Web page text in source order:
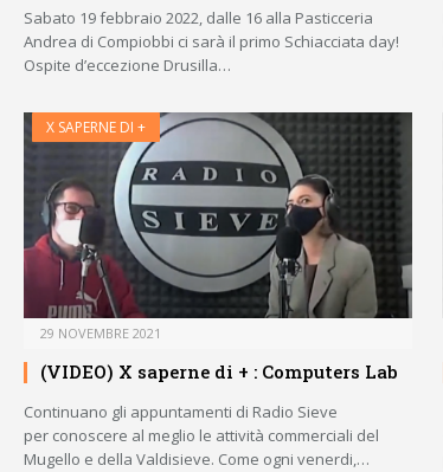
Sabato 19 febbraio 2022, dalle 16 alla Pasticceria
Andrea di Compiobbi ci sarà il primo Schiacciata day!
Ospite d’eccezione Drusilla…
X SAPERNE DI +
29 NOVEMBRE 2021
(VIDEO) X saperne di + : Computers Lab
Continuano gli appuntamenti di Radio Sieve
per conoscere al meglio le attività commerciali del
Mugello e della Valdisieve. Come ogni venerdi,…